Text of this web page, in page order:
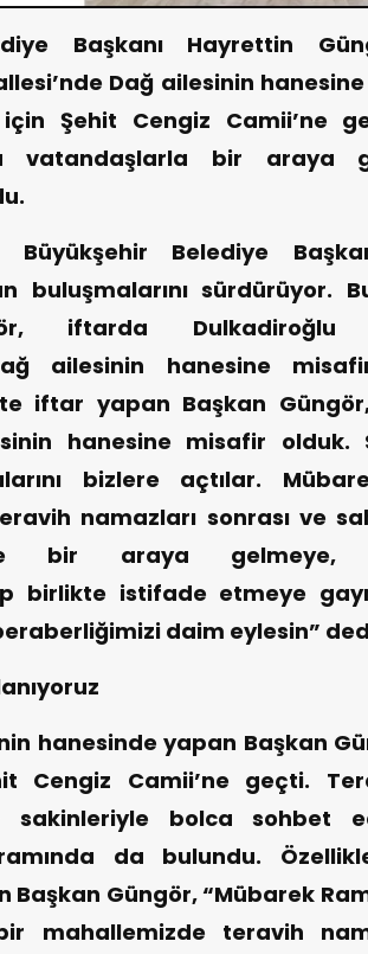
Başkanı Hayrettin
Dağ ailesinin
Şehit Cengiz Camii’ne
vatandaşlarla bir araya
Büyükşehir Belediye
buluşmalarını sürdürüyor.
iftarda Dulkadiroğlu
ailesinin hanesine
iftar yapan Başkan
hanesine misafir olduk.
bizlere açtılar.
namazları sonrası ve
bir araya gelmeye,
birlikte istifade etmeye
daim eylesin”
hanesinde yapan Başkan
Cengiz Camii’ne geçti.
sakinleriyle bolca sohbet
da bulundu.
Başkan Güngör, “Mübarek
mahallemizde teravih